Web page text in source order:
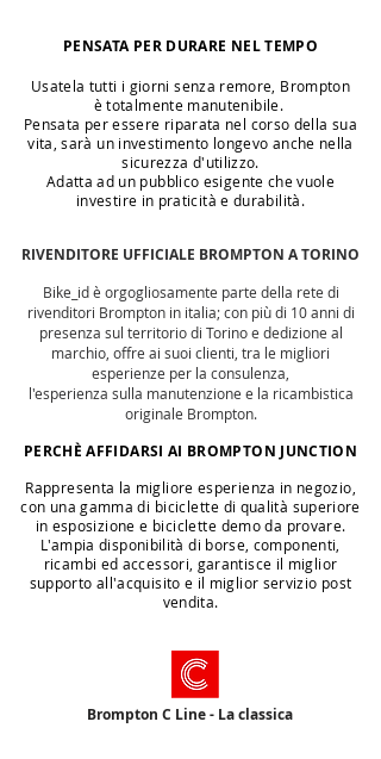
PENSATA PER DURARE NEL TEMPO
Usatela tutti i giorni senza remore, Brompton
ètotalmentemanutenibile.
Pensata per essere riparata nel corso della sua
vita, sarà un investimento longevo anche nella
sicurezza d'utilizzo.
Adatta ad un pubblico esigente che vuole
investire in praticità e durabilità.
RIVENDITORE UFFICIALE BROMPTON A TORINO
Bike_id è orgogliosamente parte della rete di
rivenditori Brompton in italia; con più di 10 anni di
presenza sul territorio di Torino e dedizione al
marchio, offre ai suoi clienti, tra le migliori
esperienze per la consulenza,
l'esperienza sulla manutenzione e la ricambistica
originale Brompton.
PERCHÈ AFFIDARSI AI BROMPTON JUNCTION
Rappresenta la migliore esperienza in negozio,
con una gamma di biciclette di qualità superiore
in esposizione e biciclette demo da provare.
L'ampia disponibilità di borse, componenti,
ricambi ed accessori, garantisce il miglior
supporto all'acquisito e il miglior servizio post
vendita.
Brompton C Line - Laclassica